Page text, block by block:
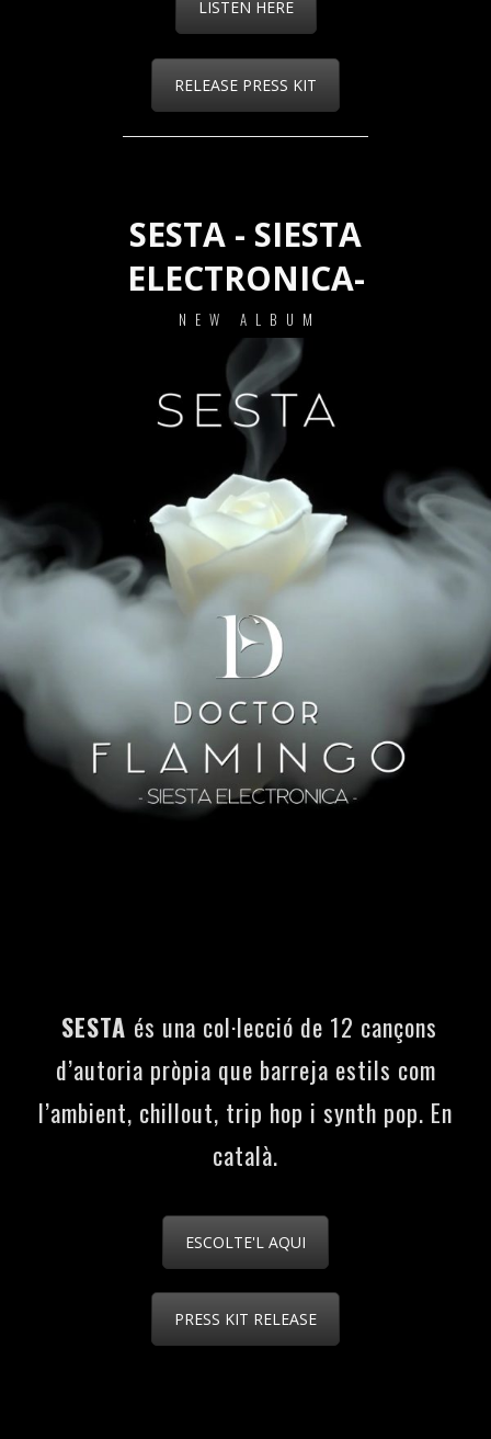
LISTEN HERE
RELEASE PRESS KIT
SESTA - SIESTA
ELECTRONICA-
NEW ALBUM
SESTA és una col·lecció de 12 cançons
d’autoria pròpia que barreja estils com
l’ambient, chillout, trip hop i synth pop. En
català.
ESCOLTE'L AQUI
PRESS KIT RELEASE